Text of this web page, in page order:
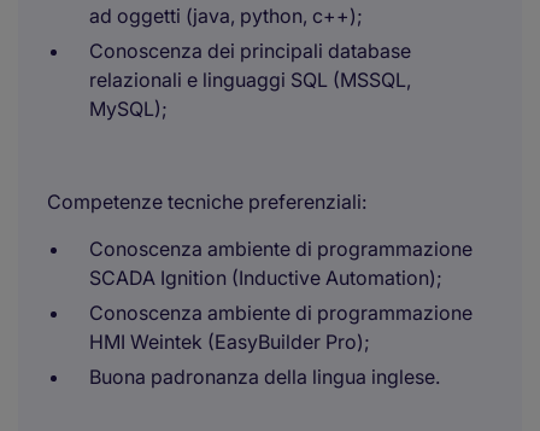
ad oggetti (java, python, c++);
Conoscenza dei principali database
relazionali e linguaggi SQL (MSSQL,
MySQL);
Competenze tecniche preferenziali:
Conoscenza ambiente di programmazione
SCADA Ignition (Inductive Automation);
Conoscenza ambiente di programmazione
HMI Weintek (EasyBuilder Pro);
Buona padronanza della lingua inglese.